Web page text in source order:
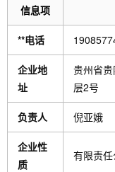
信息项
**电话
企业地
址
贵州省
层2号
负责人 倪亚娥
企业性
质
有限责